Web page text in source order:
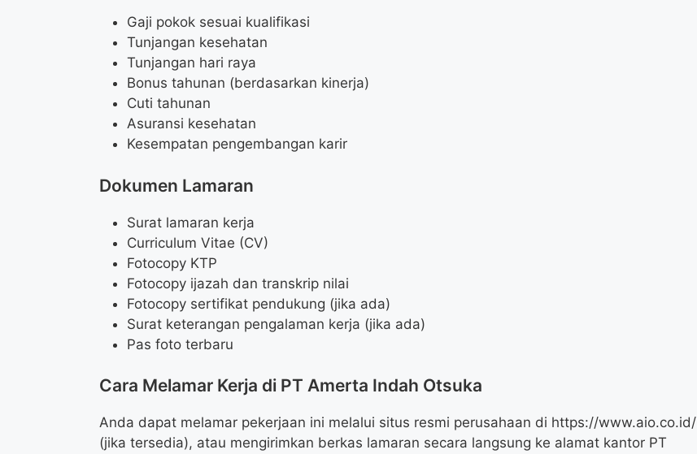
Gaji pokok sesuai kualifikasi
Tunjangan kesehatan
Tunjangan hari raya
Bonus tahunan (berdasarkan kinerja)
Cuti tahunan
Asuransi kesehatan
Kesempatan pengembangan karir
Dokumen Lamaran
Surat lamaran kerja
Curriculum Vitae (CV)
Fotocopy KTP
Fotocopy ijazah dan transkrip nilai
Fotocopy sertifikat pendukung (jika ada)
Surat keterangan pengalaman kerja (jika ada)
Pas foto terbaru
Cara Melamar Kerja di PT Amerta Indah Otsuka
Anda dapat melamar pekerjaan ini melalui situs resmi perusahaan di https://www.aio.co.id/
(jika tersedia), atau mengirimkan berkas lamaran secara langsung ke alamat kantor PT